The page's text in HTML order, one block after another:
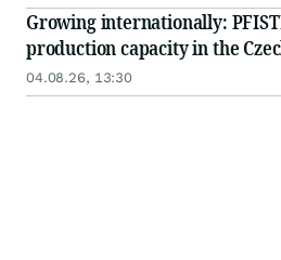
Growing internationally:
production capacity in the
04.08.26, 13:30